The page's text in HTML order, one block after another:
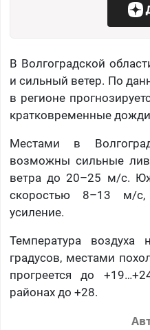
В Волгоградской
и сильный ветер. По
в регионе
кратковременные
Местами в
возможны сильные
ветра до 20–25 м/с.
скоростью 8–13 м/
усиление.
Температура воздуха
градусов, местами
прогреется до
районах до +28.